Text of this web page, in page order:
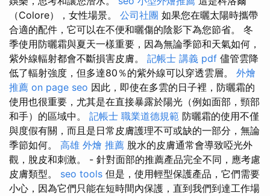
（Colore），女性場景。 公司社團 如果您在曬太陽時攜帶
合適的配件，它可以在不便和曬傷的陰影下為您節省。 冬
季使用防曬霜與夏天一樣重要，因為無論季節和天氣如何，
紫外線輻射都會不斷損害皮膚。 記帳士 講義 pdf 儘管雲降
低了輻射強度，但多達80％的紫外線可以穿透雲層。 外燴
推薦 on page seo 因此，即使在多雲的日子裡，防曬霜的
使用也很重要，尤其是在直接暴露於陽光（例如面部，頸部
和手）的區域中。 記帳士 職業道德規範 防曬霜的使用不僅
與度假有關，而且是日常皮膚護理不可或缺的一部分，無論
季節如何。 高雄 外燴 推薦 脫水的皮膚通常會導致啞光外
觀，脫皮和刺激。 - 針對面部的推薦產品完全不同，應考慮
皮膚類型。 seo tools 但是，使用輕型保護產品，它們需要
小心，因為它們只能在短時間內保護，直到我們到達工作場